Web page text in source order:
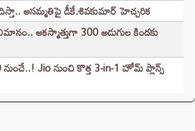
అసమ్మతిపై డీకే.శివకుమార్ హెచ్చరిక
అకస్మాత్తుగా 300 అడుగుల కిందకు
Jio నుంచి కొత్త 3-in-1 హోమ్ ప్లాన్స్